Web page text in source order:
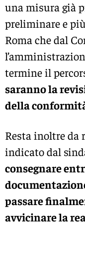
una misura già
preliminare e
Roma che dal
termine il
saranno la
della
Resta inoltre da
indicato dal
consegnare
passare
avvicinare la